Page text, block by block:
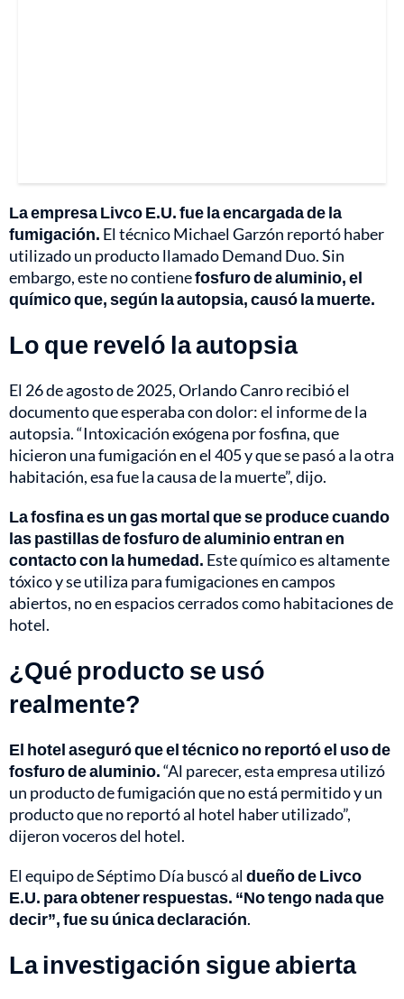
La empresa Livco E.U. fue la encargada de la
fumigación. El técnico Michael Garzón reportó haber
utilizado un producto llamado Demand Duo. Sin
embargo, este no contienefosfuro de aluminio, el
químico que, según la autopsia, causó la muerte.
Lo que reveló la autopsia
El 26 de agosto de 2025, Orlando Canro recibió el
documento que esperaba con dolor: el informe de la
autopsia. “Intoxicación exógena por fosfina, que
hicieron una fumigación en el 405 y que se pasó a la otra
habitación, esa fue la causa de la muerte”, dijo.
La fosfina es un gas mortal que se produce cuando
las pastillas de fosfuro de aluminio entran en
contacto con la humedad. Este químico es altamente
tóxico y se utiliza para fumigaciones en campos
abiertos, no en espacios cerrados como habitaciones de
hotel.
¿Qué producto se usó
realmente?
El hotel aseguró que el técnico no reportó el uso de
fosfuro de aluminio.“Al parecer, esta empresa utilizó
un producto de fumigación que no está permitido y un
producto que no reportó al hotel haber utilizado”,
dijeron voceros del hotel.
El equipo de Séptimo Día buscó aldueño de Livco
E.U. para obtener respuestas. “No tengo nada que
decir”, fue su única declaración.
La investigación sigue abierta